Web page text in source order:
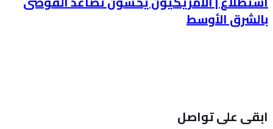
بالشرق الأوسط
ابقى على تواصل